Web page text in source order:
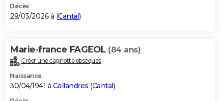
BONS PLANS
Carte de Noël
Carte Bonne année
Carte Saint-Valentin
Carte Pâques
Carte d'anniversaire
DICTIONNAIRE
Dictionnaire
Biographies
Citations
Expressions
Proverbes
PROGRAMME TV
Décès
29/03/2026 à (Cantal)
Marie-france FAGEOL (84 ans)
Créer une cagnotte obsèques
Naissance
30/04/1941 à Collandres (Cantal)